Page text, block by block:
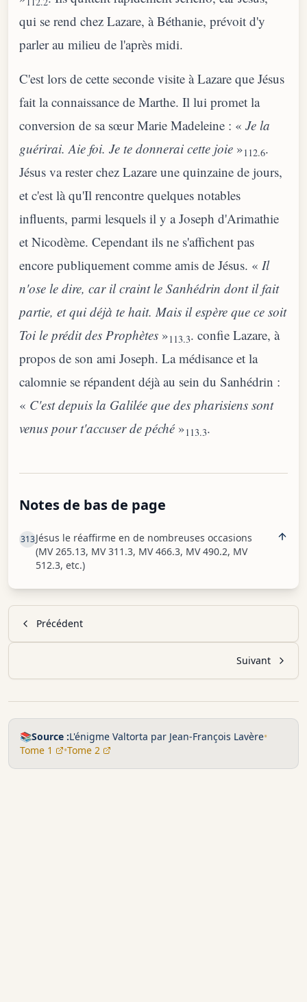
qui se rend chez Lazare, à Béthanie, prévoit d'y
parler au milieu de l'après midi.
C'est lors de cette seconde visite à Lazare que Jésus
fait la connaissance de Marthe. Il lui promet la
conversion de sa sœur Marie Madeleine : « Je la
guérirai. Aie foi. Je te donnerai cette joie »112.6.
Jésus va rester chez Lazare une quinzaine de jours,
et c'est là qu'Il rencontre quelques notables
influents, parmi lesquels il y a Joseph d'Arimathie
et Nicodème. Cependant ils ne s'affichent pas
encore publiquement comme amis de Jésus. « Il
n'ose le dire, car il craint le Sanhédrin dont il fait
partie, et qui déjà te hait. Mais il espère que ce soit
Toi le prédit des Prophètes »113.3. confie Lazare, à
propos de son ami Joseph. La médisance et la
calomnie se répandent déjà au sein du Sanhédrin :
« C'est depuis la Galilée que des pharisiens sont
venus pour t'accuser de péché»113.3.
Notes de bas de page
313Jésus le réaffirme en de nombreuses occasions
(MV 265.13, MV 311.3, MV 466.3, MV 490.2, MV
512.3, etc.)
Précédent
Suivant
📚Source :L'énigme Valtorta par Jean-François Lavère•
Tome 1
•Tome 2